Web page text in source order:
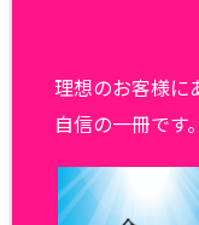
理想のお客様に
自信の一冊です。